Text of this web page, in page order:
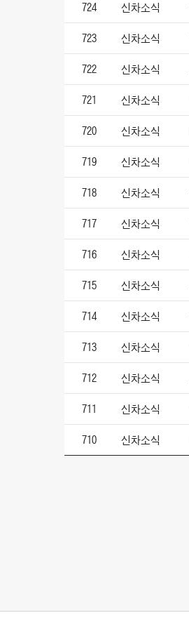
724 신차소식
723 신차소식
722 신차소식
721 신차소식
720 신차소식
719 신차소식
718 신차소식
717 신차소식
716 신차소식
715 신차소식
714 신차소식
713 신차소식
712 신차소식
711 신차소식
710 신차소식